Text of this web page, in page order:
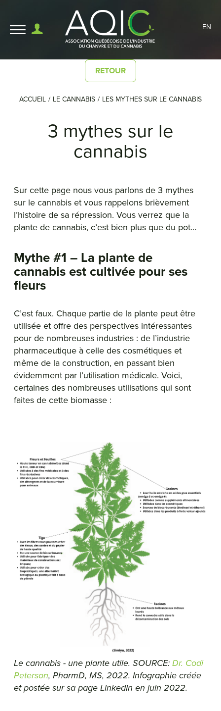
EN
RETOUR
ACCUEIL LE CANNABIS LES MYTHES SUR LE CANNABIS
3 mythes sur le
cannabis
Sur cette page nous vous parlons de 3 mythes
sur le cannabis et vous rappelons brièvement
l’histoire de sa répression. Vous verrez que la
plante de cannabis, c’est bien plus que du pot…
Mythe #1 – La plante de
cannabis est cultivée pour ses
fleurs
C’est faux. Chaque partie de la plante peut être
utilisée et offre des perspectives intéressantes
pour de nombreuses industries : de l’industrie
pharmaceutique à celle des cosmétiques et
même de la construction, en passant bien
évidemment par l’utilisation médicale. Voici,
certaines des nombreuses utilisations qui sont
faites de cette biomasse :
Le cannabis - une plante utile. SOURCE: Dr. Codi
Peterson, PharmD, MS, 2022. Infographie créée
et postée sur sa page LinkedIn en juin 2022.